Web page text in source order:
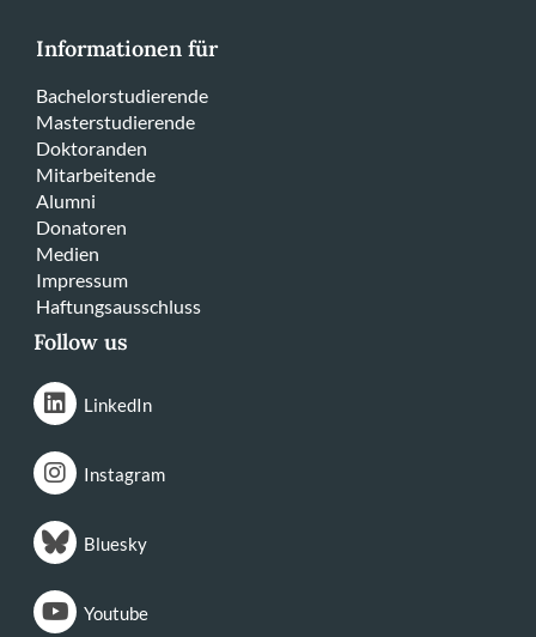
Informationen für
Bachelorstudierende
Masterstudierende
Doktoranden
Mitarbeitende
Alumni
Donatoren
Medien
Impressum
Haftungsausschluss
Follow us
LinkedIn
Instagram
Bluesky
Youtube